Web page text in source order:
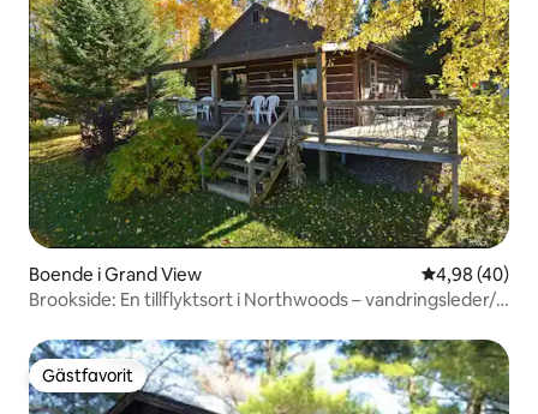
Boende i Grand View 4,98 av 5 i
4,98 (40)
Brookside: En tillflyktsort i Northwoods – vandringsleder/
Gästfavorit
Gästfavorit